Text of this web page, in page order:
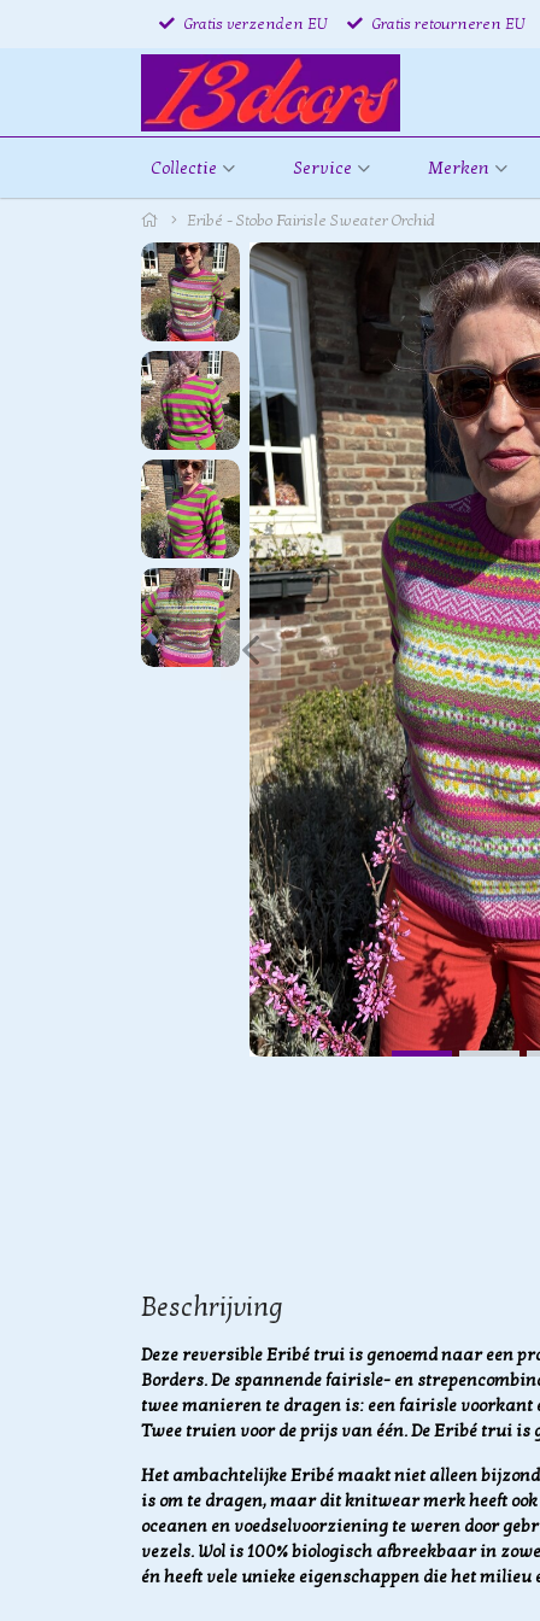
Gratis verzenden EU Gratis retourneren EU
Collectie Service Merken
Eribé - Stobo Fairisle Sweater Orchid
Beschrijving
Deze reversible Eribé trui is genoemd naar een
Borders. De spannende fairisle- en
twee manieren te dragen is: een fairisle voorkant
Twee truien voor de prijs van één.De Eribé trui is
Het ambachtelijke Eribé maakt niet alleen
is om te dragen, maar dit knitwear merk heeft
oceanen en voedselvoorziening te weren door
vezels. Wol is 100% biologisch afbreekbaar in
én heeft vele unieke eigenschappen die het milieu